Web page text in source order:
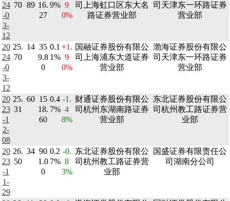
24
-0
3-
12
70 89 16.
27
9% 9
0%
司上海虹口区东大名
路证券营业部
司天津东一环路证券
营业部
20
24
-0
3-
12
25.
70
14 35
9.8
0
0.1
1%
+1.
9
0%
国融证券股份有限公
司上海浦东大道证券
营业部
渤海证券股份有限公
司天津东一环路证券
营业部
20
23
-1
2-
08
25.
31
60 15
18.
60
0.4
7%
-1.
4
8%
财通证券股份有限公
司杭州东湖南路证券
营业部
东北证券股份有限公
司杭州教工路证券营
业部
20
23
-1
1-
29
26.
50
34 90
1.0
0
0.2
7%
-0.
8
3%
东北证券股份有限公
司杭州教工路证券营
业部
国盛证券有限责任公
司湖南分公司